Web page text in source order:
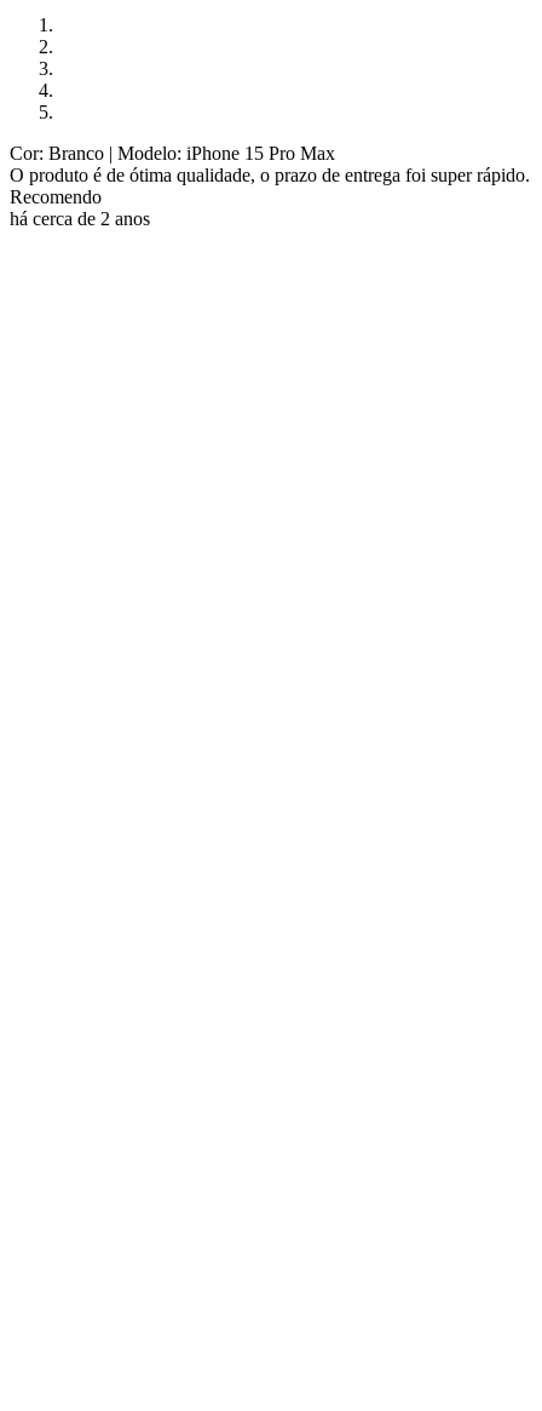
Cor: Branco | Modelo: iPhone 15 Pro Max
O produto é de ótima qualidade, o prazo de entrega foi super rápido.
Recomendo
há cerca de 2 anos